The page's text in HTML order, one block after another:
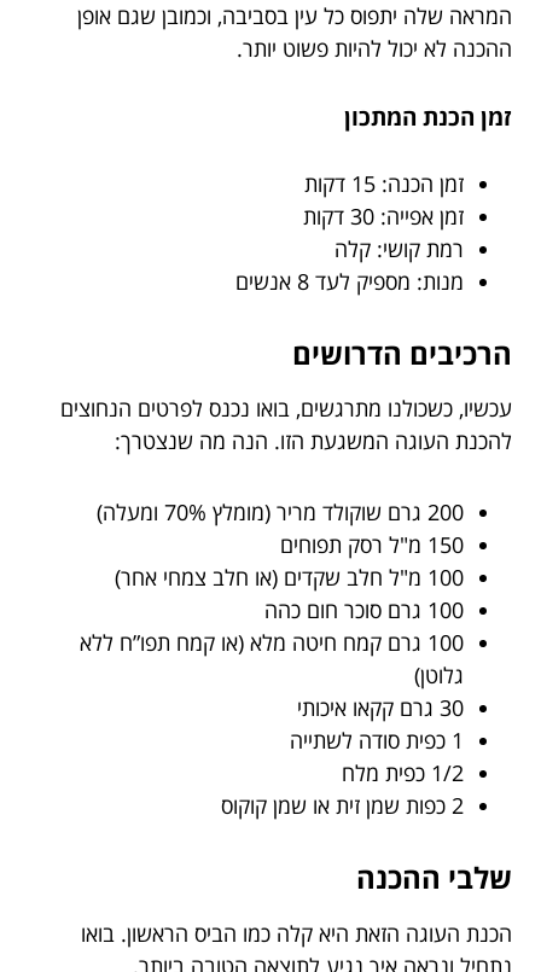
המראה שלה יתפוס כל עין בסביבה, וכמובן שגם אופן
ההכנה לא יכול להיות פשוט יותר.
זמן הכנת המתכון
זמן הכנה: 15 דקות
זמן אפייה: 30 דקות
רמת קושי: קלה
מנות: מספיק לעד 8 אנשים
הרכיבים הדרושים
עכשיו, כשכולנו מתרגשים, בואו נכנס לפרטים הנחוצים
להכנת העוגה המשגעת הזו. הנה מה שנצטרך:
200 גרם שוקולד מריר (מומלץ 70% ומעלה)
150 מ"ל רסק תפוחים
100 מ"ל חלב שקדים (או חלב צמחי אחר)
100 גרם סוכר חום כהה
100 גרם קמח חיטה מלא (או קמח תפו”ח ללא
גלוטן)
30 גרם קקאו איכותי
1 כפית סודה לשתייה
1/2 כפית מלח
2 כפות שמן זית או שמן קוקוס
שלבי ההכנה
הכנת העוגה הזאת היא קלה כמו הביס הראשון. בואו